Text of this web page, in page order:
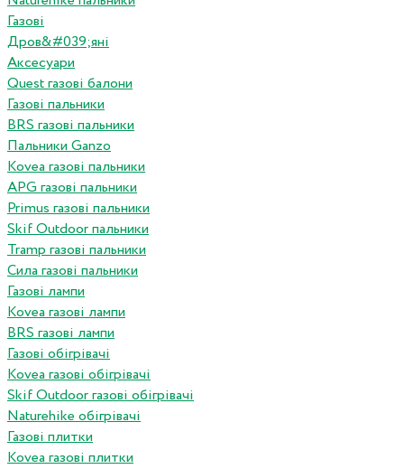
Газові
Дров&#039;яні
Аксесуари
Quest газові балони
Газові пальники
BRS газові пальники
Пальники Ganzo
Kovea газові пальники
APG газові пальники
Primus газові пальники
Skif Outdoor пальники
Tramp газові пальники
Сила газові пальники
Газові лампи
Kovea газові лампи
BRS газові лампи
Газові обігрівачі
Kovea газові обігрівачі
Skif Outdoor газові обігрівачі
Naturehike обігрівачі
Газові плитки
Kovea газові плитки